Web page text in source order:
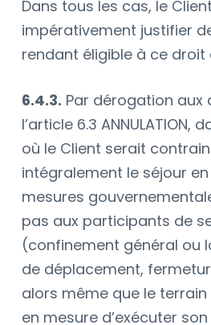
Dans tous les cas, le
impérativement justifier
rendant éligible à ce droit
6.4.3. Par dérogation aux
l’article 6.3 ANNULATION,
où le Client serait
intégralement le séjour
mesures
pas aux participants de
(confinement général ou
de déplacement,
alors même que le
en mesure d’exécuter